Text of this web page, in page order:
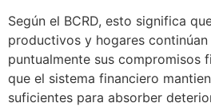
Según el BCRD, esto significa
productivos y hogares continúan
puntualmente sus compromisos
que el sistema financiero
suficientes para absorber